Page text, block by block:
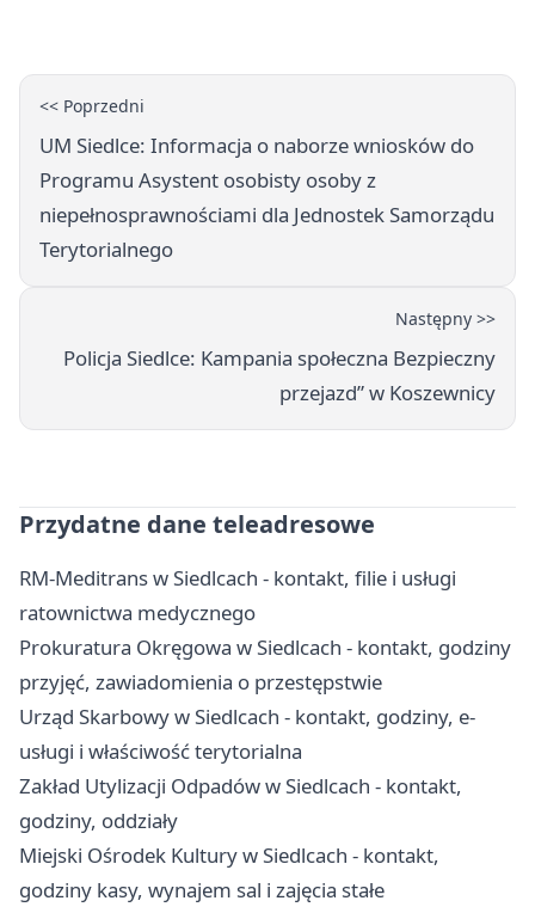
<< Poprzedni
UM Siedlce: Informacja o naborze wniosków do
Programu Asystent osobisty osoby z
niepełnosprawnościami dla Jednostek Samorządu
Terytorialnego
Następny >>
Policja Siedlce: Kampania społeczna Bezpieczny
przejazd” w Koszewnicy
Przydatne dane teleadresowe
RM-Meditrans w Siedlcach - kontakt, filie i usługi
ratownictwa medycznego
Prokuratura Okręgowa w Siedlcach - kontakt, godziny
przyjęć, zawiadomienia o przestępstwie
Urząd Skarbowy w Siedlcach - kontakt, godziny, e-
usługi i właściwość terytorialna
Zakład Utylizacji Odpadów w Siedlcach - kontakt,
godziny, oddziały
Miejski Ośrodek Kultury w Siedlcach - kontakt,
godziny kasy, wynajem sal i zajęcia stałe